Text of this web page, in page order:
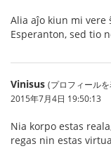
Alia aĵo kiun mi
Esperanton, sed tio
Vinisus (プロフィール
2015年7月4日 19:50:13
Nia korpo estas
regas nin estas